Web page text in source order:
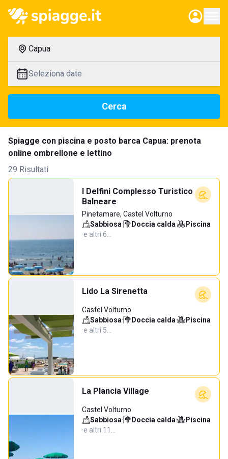
Capua
Seleziona date
Cerca
Spiagge con piscina e posto barca Capua: prenota
online ombrellone e lettino
29 Risultati
I Delfini Complesso Turistico
Balneare
Pinetamare, Castel Volturno
Sabbiosa· Doccia calda·
Piscina
·e altri 6…
Lido La Sirenetta
Castel Volturno
Sabbiosa· Doccia calda·
Piscina
·e altri 5…
La Plancia Village
Castel Volturno
Sabbiosa· Doccia calda·
Piscina
·e altri 11…